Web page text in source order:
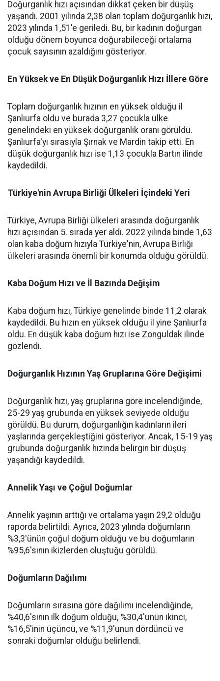
Doğurganlık hızı açısından dikkat çeken bir düşüş
yaşandı. 2001 yılında 2,38 olan toplam doğurganlık hızı,
2023 yılında 1,51'e geriledi. Bu, bir kadının doğurgan
olduğu dönem boyunca doğurabileceği ortalama
çocuk sayısının azaldığını gösteriyor.
En Yüksek ve En Düşük Doğurganlık Hızı İllere Göre
Toplam doğurganlık hızının en yüksek olduğu il
Şanlıurfa oldu ve burada 3,27 çocukla ülke
genelindeki en yüksek doğurganlık oranı görüldü.
Şanlıurfa'yı sırasıyla Şırnak ve Mardin takip etti. En
düşük doğurganlık hızı ise 1,13 çocukla Bartın ilinde
kaydedildi.
Türkiye'nin Avrupa Birliği Ülkeleri İçindeki Yeri
Türkiye, Avrupa Birliği ülkeleri arasında doğurganlık
hızı açısından 5. sırada yer aldı. 2022 yılında binde 1,63
olan kaba doğum hızıyla Türkiye'nin, Avrupa Birliği
ülkeleri arasında önemli bir konumda olduğu görüldü.
Kaba Doğum Hızı ve İl Bazında Değişim
Kaba doğum hızı, Türkiye genelinde binde 11,2 olarak
kaydedildi. Bu hızın en yüksek olduğu il yine Şanlıurfa
oldu. En düşük kaba doğum hızı ise Zonguldak ilinde
gözlendi.
Doğurganlık Hızının Yaş Gruplarına Göre Değişimi
Doğurganlık hızı, yaş gruplarına göre incelendiğinde,
25-29 yaş grubunda en yüksek seviyede olduğu
görüldü. Bu durum, doğurganlığın kadınların ileri
yaşlarında gerçekleştiğini gösteriyor. Ancak, 15-19 yaş
grubunda doğurganlık hızında belirgin bir düşüş
yaşandığı kaydedildi.
Annelik Yaşı ve Çoğul Doğumlar
Annelik yaşının arttığı ve ortalama yaşın 29,2 olduğu
raporda belirtildi. Ayrıca, 2023 yılında doğumların
%3,3'ünün çoğul doğum olduğu ve bu doğumların
%95,6'sının ikizlerden oluştuğu görüldü.
Doğumların Dağılımı
Doğumların sırasına göre dağılımı incelendiğinde,
%40,6'sının ilk doğum olduğu, %30,4'ünün ikinci,
%16,5'inin üçüncü, ve %11,9'unun dördüncü ve
sonraki doğumlar olduğu belirlendi.